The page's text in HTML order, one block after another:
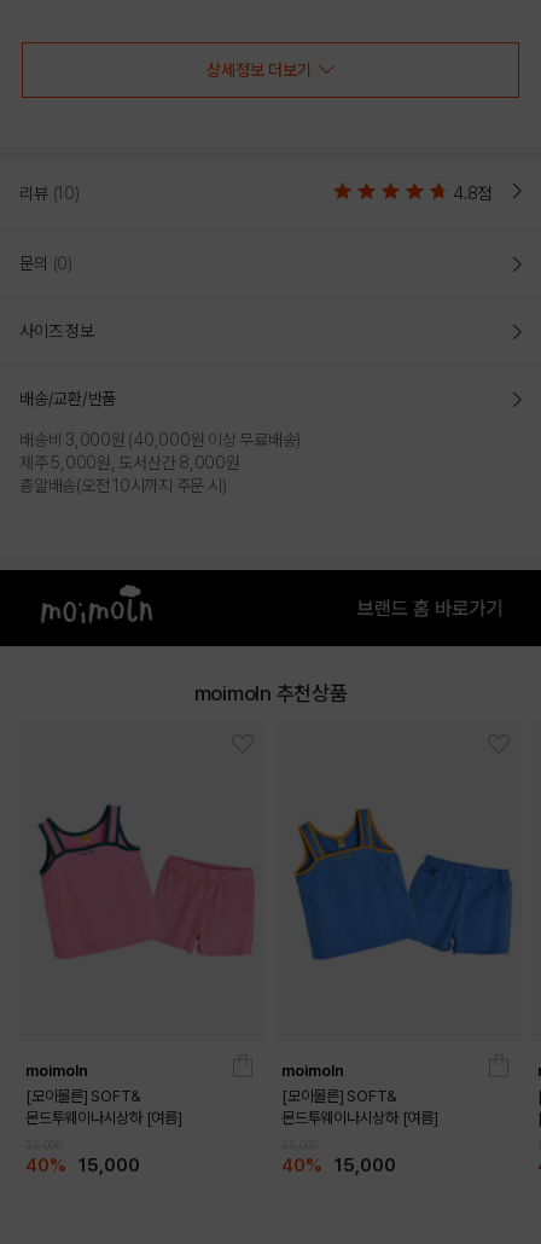
SKY BLUE
PRODUCT VIEW
상세정보 더보기
리뷰 (10) 4.8점
문의 (0)
사이즈 정보
배송/교환/반품
배송비 3,000원 (40,000원 이상 무료배송)
제주 5,000원, 도서산간 8,000원
총알배송(오전 10시까지 주문 시)
moimoln 추천상품
moimoln
[모이몰른] SOFT&
몬드투웨이나시상하 [여름]
40% 15,000
moimoln
[모이몰른] SOFT&
몬드투웨이나시상하 [여름]
40% 15,000